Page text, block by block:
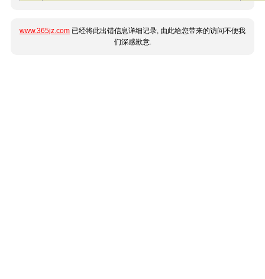
www.365jz.com 已经将此出错信息详细记录, 由此给您带来的访问不便我
们深感歉意.